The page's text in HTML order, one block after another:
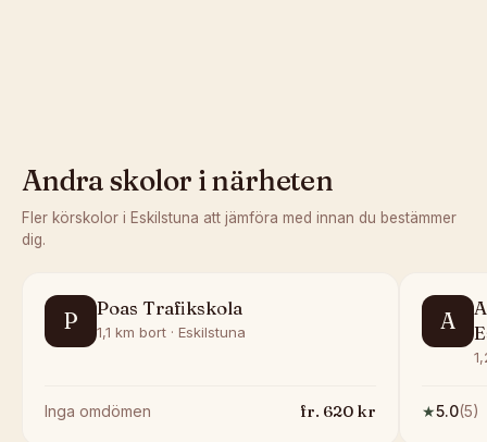
Andra skolor i närheten
Fler körskolor i Eskilstuna att jämföra med innan du bestämmer
dig.
P Poas Trafikskola
1,1 km bort · Eskilstuna
Inga omdömen fr. 620kr
A
★5.0(5)